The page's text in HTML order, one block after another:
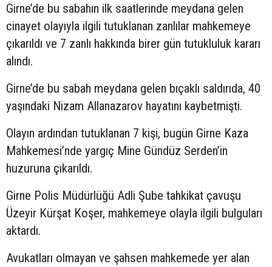
Girne’de bu sabahın ilk saatlerinde meydana gelen
cinayet olayıyla ilgili tutuklanan zanlılar mahkemeye
çıkarıldı ve 7 zanlı hakkında birer gün tutukluluk kararı
alındı.
Girne’de bu sabah meydana gelen bıçaklı saldırıda, 40
yaşındaki Nizam Allanazarov hayatını kaybetmişti.
Olayın ardından tutuklanan 7 kişi, bugün Girne Kaza
Mahkemesi’nde yargıç Mine Gündüz Serden’in
huzuruna çıkarıldı.
Girne Polis Müdürlüğü Adli Şube tahkikat çavuşu
Üzeyir Kürşat Koşer, mahkemeye olayla ilgili bulguları
aktardı.
Avukatları olmayan ve şahsen mahkemede yer alan